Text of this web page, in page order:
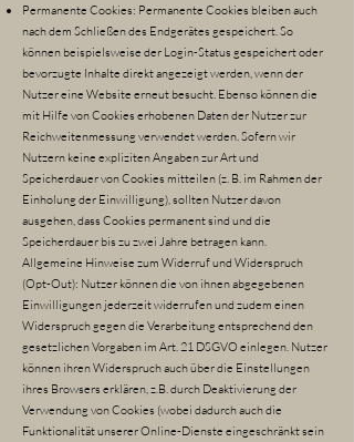
Permanente Cookies: Permanente Cookies bleiben auch
nach dem Schließen des Endgerätes gespeichert. So
können beispielsweise der Login-Status gespeichert oder
bevorzugte Inhalte direkt angezeigt werden, wenn der
Nutzer eine Website erneut besucht. Ebenso können die
mit Hilfe von Cookies erhobenen Daten der Nutzer zur
Reichweitenmessung verwendet werden. Sofern wir
Nutzern keine expliziten Angaben zur Art und
Speicherdauer von Cookies mitteilen (z. B. im Rahmen der
Einholung der Einwilligung), sollten Nutzer davon
ausgehen, dass Cookies permanent sind und die
Speicherdauer bis zu zwei Jahre betragen kann.
Allgemeine Hinweise zum Widerruf und Widerspruch
(Opt-Out): Nutzer können die von ihnen abgegebenen
Einwilligungen jederzeit widerrufen und zudem einen
Widerspruch gegen die Verarbeitung entsprechend den
gesetzlichen Vorgaben im Art. 21 DSGVO einlegen. Nutzer
können ihren Widerspruch auch über die Einstellungen
ihres Browsers erklären, z.B. durch Deaktivierung der
Verwendung von Cookies (wobei dadurch auch die
Funktionalität unserer Online-Dienste eingeschränkt sein